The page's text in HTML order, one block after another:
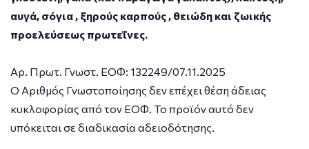
αυγά, σόγια , ξηρούς καρπούς , θειώδη και ζωικής
προελεύσεως πρωτεΐνες.
Αρ. Πρωτ. Γνωστ. ΕΟΦ: 132249/07.11.2025
Ο Αριθμός Γνωστοποίησης δεν επέχει θέση άδειας
κυκλοφορίας από τον ΕΟΦ. Το προϊόν αυτό δεν
υπόκειται σε διαδικασία αδειοδότησης.